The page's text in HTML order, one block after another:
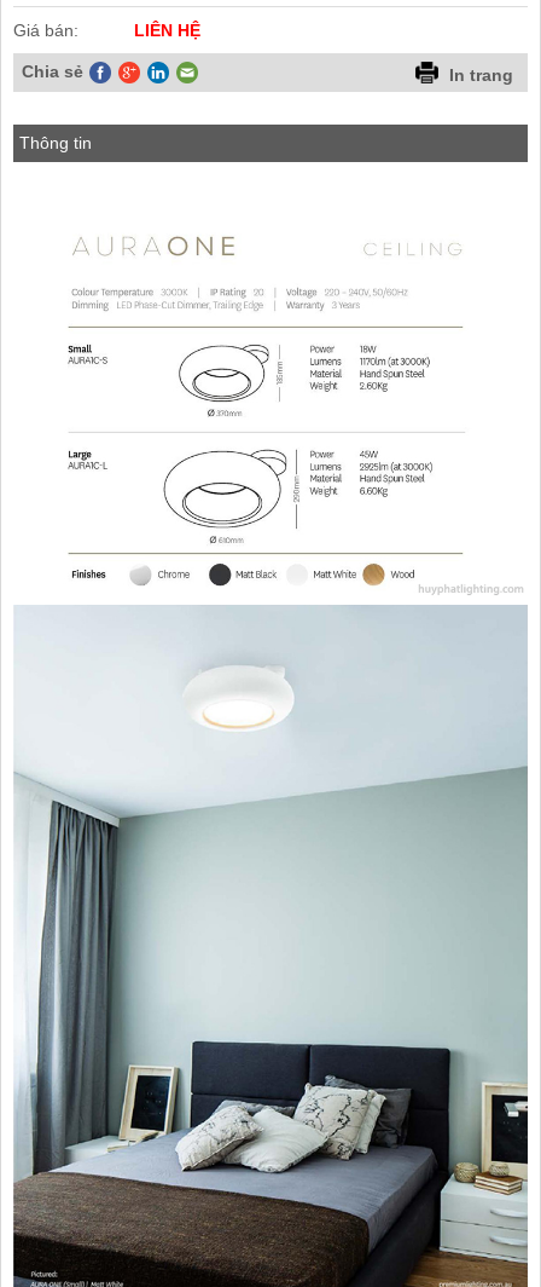
Giá bán: LIÊN HỆ
Chia sẻ In trang
Thông tin